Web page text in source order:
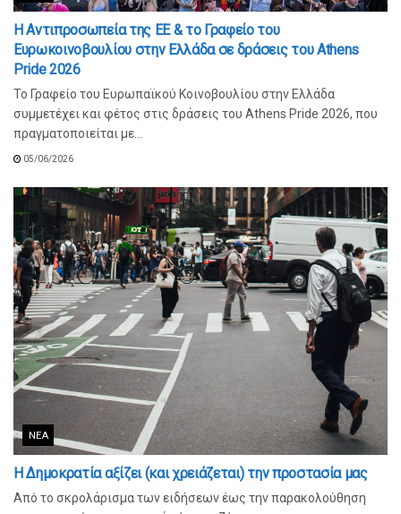
Η Αντιπροσωπεία της ΕΕ & το Γραφείο του
Ευρωκοινοβουλίου στην Ελλάδα σε δράσεις του Athens
Pride 2026
Το Γραφείο του Ευρωπαϊκού Κοινοβουλίου στην Ελλάδα
συμμετέχει και φέτος στις δράσεις του Athens Pride 2026, που
πραγματοποιείται με...
05/06/2026
ΝΈΑ
Η Δημοκρατία αξίζει (και χρειάζεται) την προστασία μας
Από το σκρολάρισμα των ειδήσεων έως την παρακολούθηση